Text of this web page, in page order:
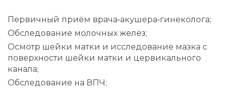
Первичный приём врача‑акушера‑гинеколога;
Обследование молочных желёз;
Осмотр шейки матки и исследование мазка с
поверхности шейки матки и цервикального
канала;
Обследование на ВПЧ;